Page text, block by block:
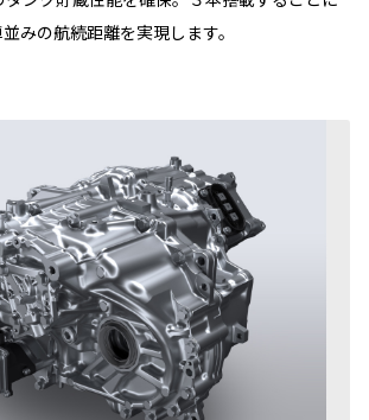
みの航続距離を実現します。